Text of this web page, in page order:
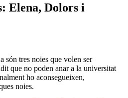
Elena, Dolors i
tres noies que volen ser
que no poden anar a la universitat
ho aconsegueixen,
noies.